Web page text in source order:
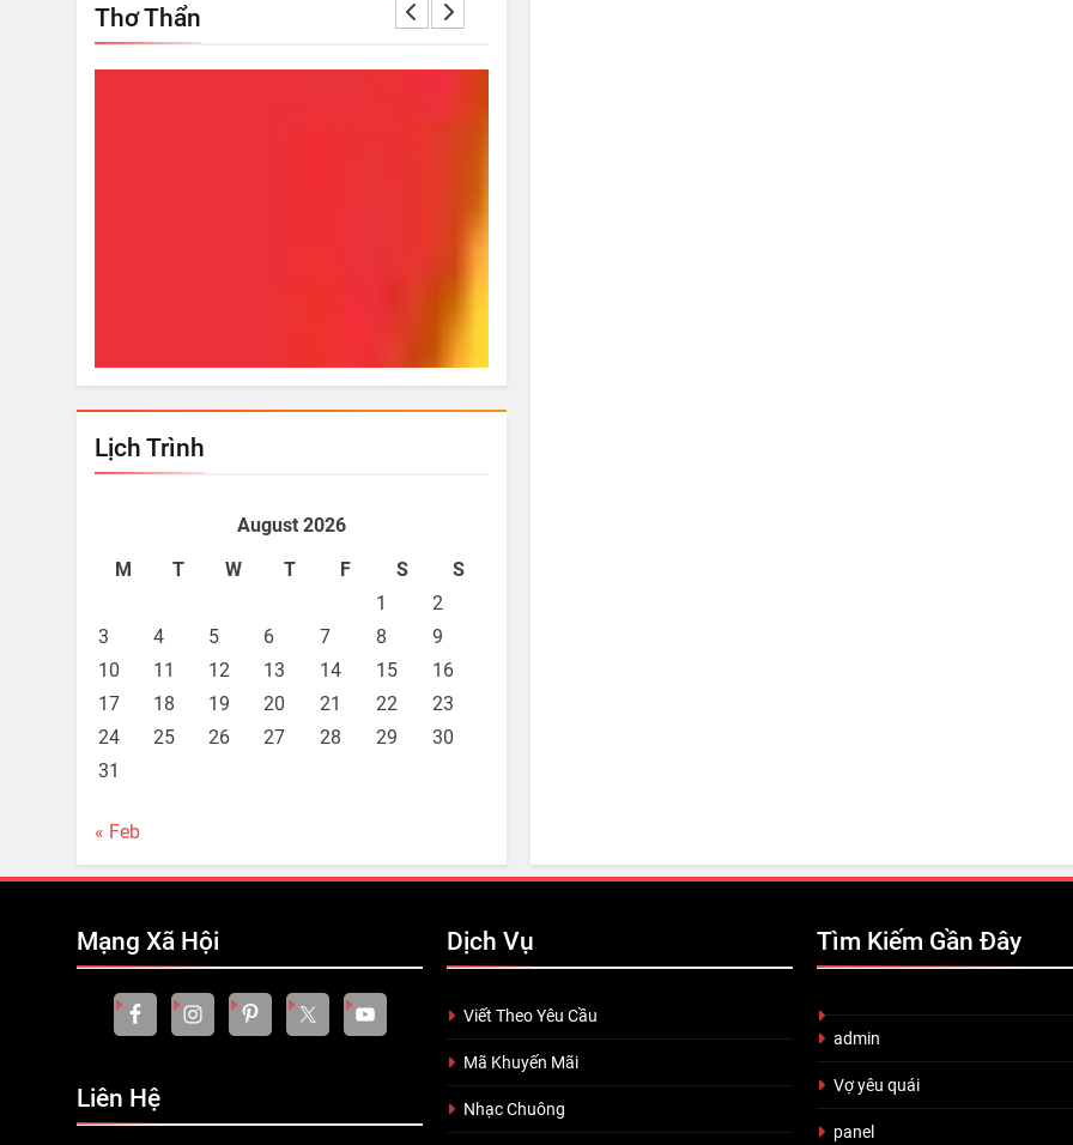
Thơ Thẩn
Lịch Trình
August 2026
M
T W T F S
S
1
2
3
4 5 6 7 8
9
10
11 12 13 14 15
16
17
18 19 20 21 22
23
24
25 26 27 28 29
30
31
« Feb
Mạng Xã Hội
Liên Hệ
Dịch Vụ
Viết Theo Yêu Cầu
Mã Khuyến Mãi
Nhạc Chuông
Tìm Kiếm Gần Đây
admin
Vợ yêu quái
panel